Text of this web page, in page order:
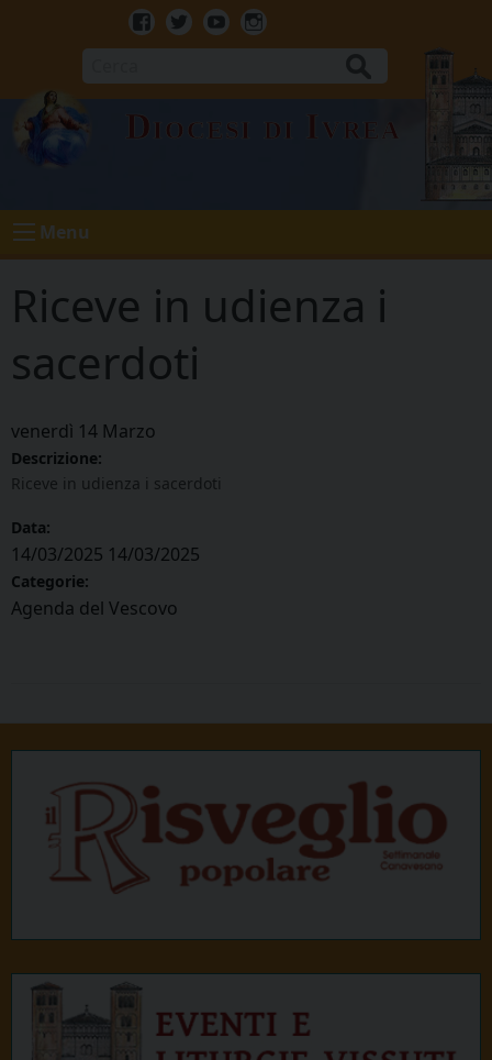
Facebook
TwitterYoutubeInstagram
Diocesi di Ivrea
Menu
Riceve in udienza i
sacerdoti
venerdì 14 Marzo
Descrizione:
Riceve in udienza i sacerdoti
Data:
14/03/2025 14/03/2025
Categorie:
Agenda del Vescovo